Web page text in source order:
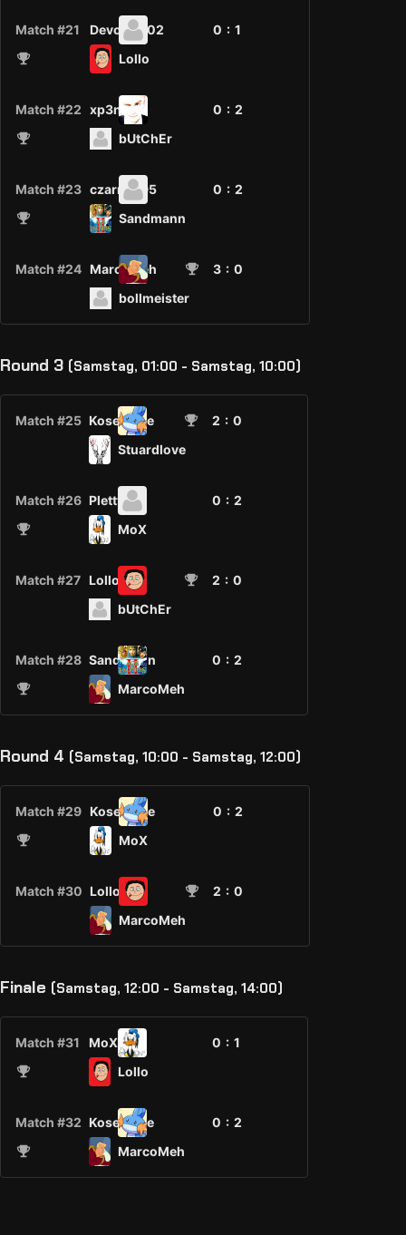
Match #21 Devon3002 0 : 1
Lollo
Match #22 xp3n 0 : 2
bUtChEr
Match #23 czarny395 0 : 2
Sandmann
Match #24 MarcoMeh 3 : 0
bollmeister
Round 3 (Samstag, 01:00 - Samstag, 10:00)
Match #25 Kosename 2 : 0
Stuardlove
Match #26 Pletty 0 : 2
MoX
Match #27 Lollo 2 : 0
bUtChEr
Match #28 Sandmann 0 : 2
MarcoMeh
Round 4 (Samstag, 10:00 - Samstag, 12:00)
Match #29 Kosename 0 : 2
MoX
Match #30 Lollo 2 : 0
MarcoMeh
Finale (Samstag, 12:00 - Samstag, 14:00)
Match #31 MoX 0 : 1
Lollo
Match #32 Kosename 0 : 2
MarcoMeh